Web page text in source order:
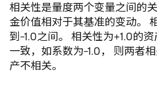
相关性是量度两个变量之间的
金价值相对于其基准的变动。
到-1.0之间。 相关性为+1.0的
一致，如系数为-1.0， 则两者
产不相关。